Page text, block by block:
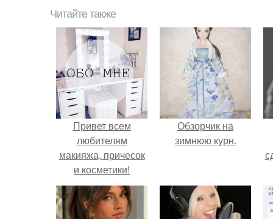
Читайте также
Привет всем
любителям
макияжа, причесок
и косметики!
Обзорчик на
зимнюю курн.